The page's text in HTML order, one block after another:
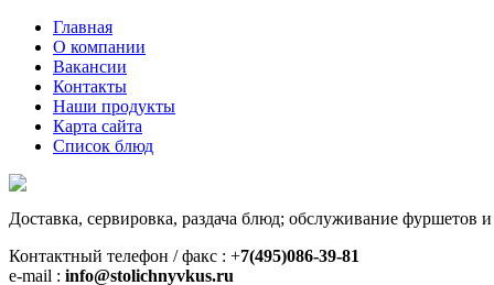
Главная
О компании
Вакансии
Контакты
Наши продукты
Карта сайта
Список блюд
Доставка, сервировка, раздача блюд; обслуживание фуршетов
Контактный телефон / факс : +7(495)086-39-81
e-mail : info@stolichnyvkus.ru